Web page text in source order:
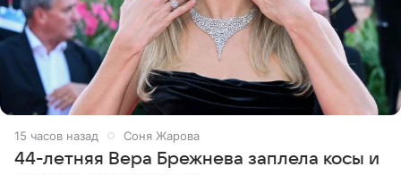
15 часов назад Соня Жарова
44-летняя Вера Брежнева заплела косы и